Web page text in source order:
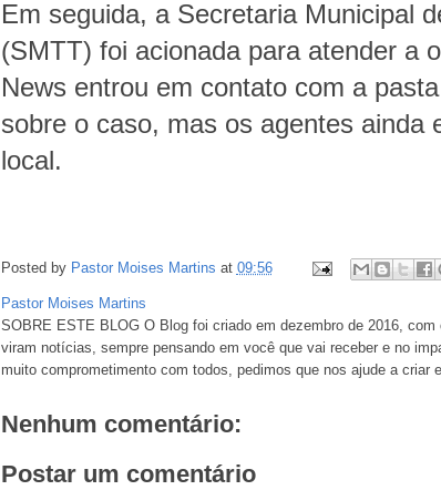
Em seguida, a Secretaria Municipal
(SMTT) foi acionada para atender a
News entrou em contato com a
sobre o caso, mas os agentes ainda
local.
Posted by Pastor Moises Martins at 09:56
Pastor Moises Martins
SOBRE ESTE BLOG O Blog foi criado em dezembro de 2016,
viram notícias, sempre pensando em você que vai receber e no
muito comprometimento com todos, pedimos que nos ajude a criar
Nenhum comentário:
Postar um comentário